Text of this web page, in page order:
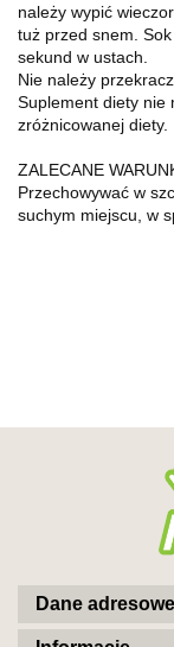
należy wypić
tuż przed snem. Sok
sekund w ustach.
Nie należy
Suplement diety nie
zróżnicowanej diety.
ZALECANE
Przechowywać w
suchym miejscu, w
Dane adresowe